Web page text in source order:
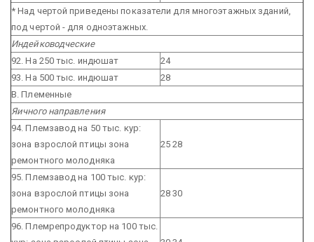
* Над чертой приведены показатели для многоэтажных зданий,
под чертой - для одноэтажных.
Индейководческие
92. На 250 тыс. индюшат
24
93. На 500 тыс. индюшат
28
В. Племенные
Яичного направления
94. Племзавод на 50 тыс. кур:
зона взрослой птицы зона
ремонтного молодняка
25 28
95. Племзавод на 100 тыс. кур:
зона взрослой птицы зона
ремонтного молодняка
28 30
96. Племрепродуктор на 100 тыс.